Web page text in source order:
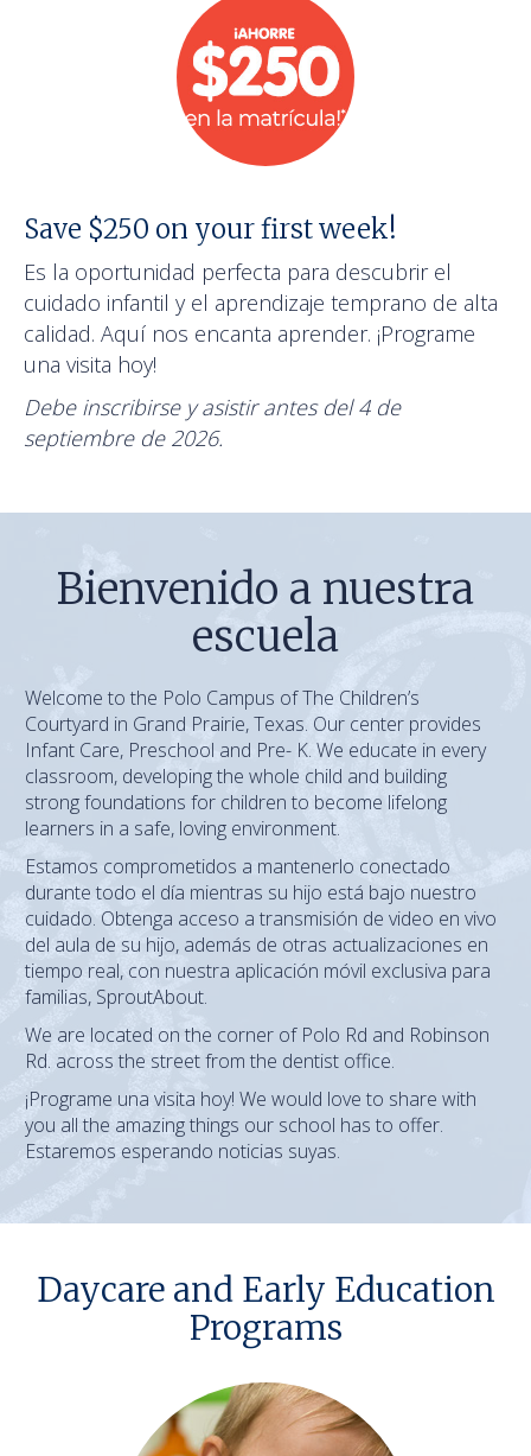
Save $250 on your first week!
Es la oportunidad perfecta para descubrir el
cuidado infantil y el aprendizaje temprano de alta
calidad. Aquí nos encanta aprender. ¡Programe
una visita hoy!
Debe inscribirse y asistir antes del 4 de
septiembre de 2026.
Bienvenido a nuestra
escuela
Welcome to the Polo Campus of The Children’s
Courtyard in Grand Prairie, Texas. Our center provides
Infant Care, Preschool and Pre- K. We educate in every
classroom, developing the whole child and building
strong foundations for children to become lifelong
learners in a safe, loving environment.
Estamos comprometidos a mantenerlo conectado
durante todo el día mientras su hijo está bajo nuestro
cuidado. Obtenga acceso a transmisión de video en vivo
del aula de su hijo, además de otras actualizaciones en
tiempo real, con nuestra aplicación móvil exclusiva para
familias, SproutAbout.
We are located on the corner of Polo Rd and Robinson
Rd. across the street from the dentist office.
¡Programe una visita hoy! We would love to share with
you all the amazing things our school has to offer.
Estaremos esperando noticias suyas.
Daycare and Early Education
Programs